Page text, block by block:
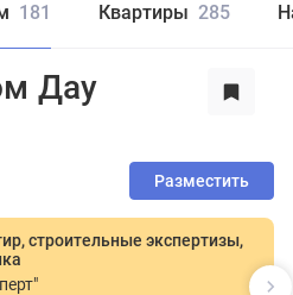
181 Квартиры 285
Дау
Разместить
строительные экспертизы,